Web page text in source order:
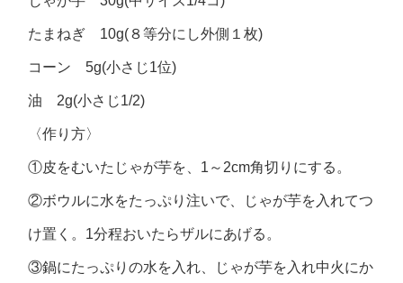
たまねぎ 10g(８等分にし外側１枚)
コーン 5g(小さじ1位)
油 2g(小さじ1/2)
〈作り方〉
①皮をむいたじゃが芋を、1～2cm角切りにする。
②ボウルに水をたっぷり注いで、じゃが芋を入れてつ
け置く。1分程おいたらザルにあげる。
③鍋にたっぷりの水を入れ、じゃが芋を入れ中火にか